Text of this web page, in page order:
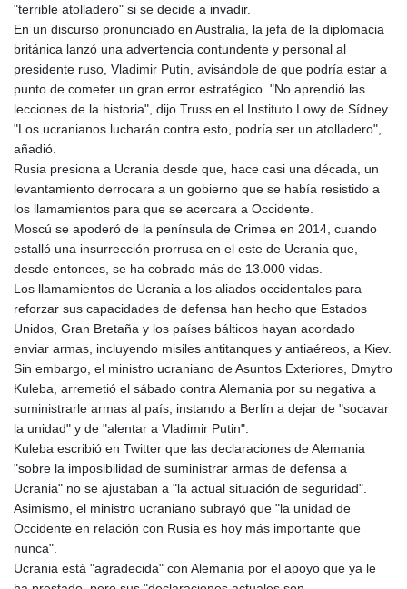
LSL 18.726567
LTL 3.413768
LVL 0.699335
LYD 7.331909
MAD 10.743067
MDL 20.044751
MGA 4918.938878
MMK 2427.363841
MNT 4157.293457
MOP 9.314584
MRU 46.338424
MUR 54.419742
MVR 17.862733
MWK 1998.775164
MXN 20.094074
MYR 4.728715
MZN 73.882892
NAD 18.726567
NGN 1577.963717
NIO 42.419473
NOK 10.99759
NPR 175.501819
NZD 1.966719
OMR 0.442445
PAB 1.152686
PEN 3.903651
PHP 70.183258
"terrible atolladero" si se decide a invadir.
En un discurso pronunciado en Australia, la jefa de la diplomacia
británica lanzó una advertencia contundente y personal al
presidente ruso, Vladimir Putin, avisándole de que podría estar a
punto de cometer un gran error estratégico. "No aprendió las
lecciones de la historia", dijo Truss en el Instituto Lowy de Sídney.
"Los ucranianos lucharán contra esto, podría ser un atolladero",
añadió.
Rusia presiona a Ucrania desde que, hace casi una década, un
levantamiento derrocara a un gobierno que se había resistido a
los llamamientos para que se acercara a Occidente.
Moscú se apoderó de la península de Crimea en 2014, cuando
estalló una insurrección prorrusa en el este de Ucrania que,
desde entonces, se ha cobrado más de 13.000 vidas.
Los llamamientos de Ucrania a los aliados occidentales para
reforzar sus capacidades de defensa han hecho que Estados
Unidos, Gran Bretaña y los países bálticos hayan acordado
enviar armas, incluyendo misiles antitanques y antiaéreos, a Kiev.
Sin embargo, el ministro ucraniano de Asuntos Exteriores, Dmytro
Kuleba, arremetió el sábado contra Alemania por su negativa a
suministrarle armas al país, instando a Berlín a dejar de "socavar
la unidad" y de "alentar a Vladimir Putin".
Kuleba escribió en Twitter que las declaraciones de Alemania
"sobre la imposibilidad de suministrar armas de defensa a
Ucrania" no se ajustaban a "la actual situación de seguridad".
Asimismo, el ministro ucraniano subrayó que "la unidad de
Occidente en relación con Rusia es hoy más importante que
nunca".
Ucrania está "agradecida" con Alemania por el apoyo que ya le